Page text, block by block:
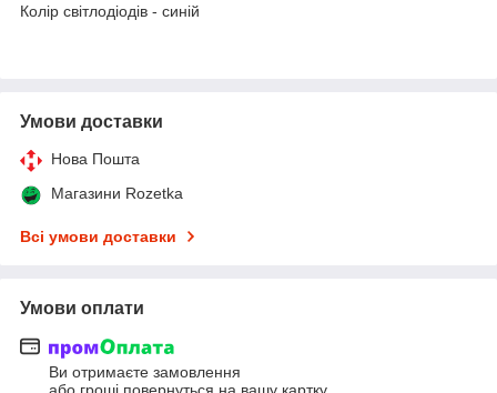
Колір світлодіодів - синій
Умови доставки
Нова Пошта
Магазини Rozetka
Всі умови доставки
Умови оплати
Ви отримаєте замовлення